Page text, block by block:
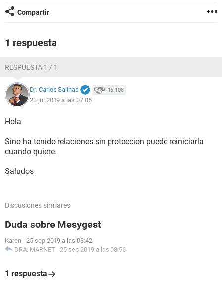
Compartir
1 respuesta
RESPUESTA 1 / 1
Dr. Carlos Salinas 16.108
23 jul 2019 a las 07:05
Hola
Sino ha tenido relaciones sin proteccion puede reiniciarla
cuando quiere.
Saludos
Discusiones similares
Duda sobre Mesygest
Karen - 25 sep 2019 a las 03:42
DRA. MARNET - 25 sep 2019 a las 08:56
1 respuesta